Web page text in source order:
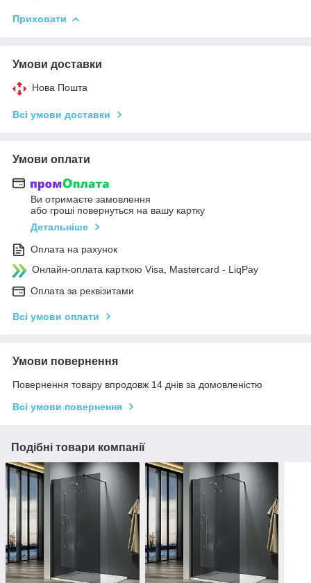
Приховати
Умови доставки
Нова Пошта
Всі умови доставки
Умови оплати
Ви отримаєте замовлення
або гроші повернуться на вашу картку
Детальніше
Оплата на рахунок
Онлайн-оплата карткою Visa, Mastercard - LiqPay
Оплата за реквізитами
Всі умови оплати
Умови повернення
Повернення товару впродовж 14 днів за домовленістю
Всі умови повернення
Подібні товари компанії